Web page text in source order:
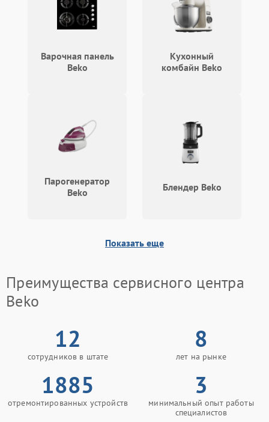
Варочная панель
Beko
Кухонный
комбайн Beko
Парогенератор
Beko
Блендер Beko
Показать еще
Преимущества сервисного центра
Beko
12
сотрудников в штате
8
лет на рынке
1885
отремонтированных устройств
3
минимальный опыт работы
специалистов